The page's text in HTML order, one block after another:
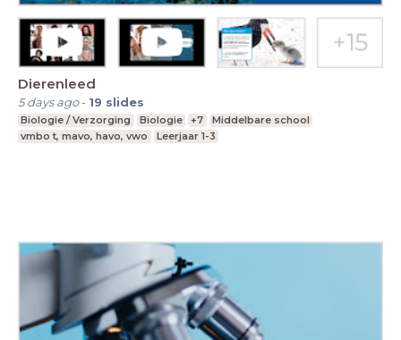
Dierenleed
5 days ago- 19 slides
Biologie / Verzorging Biologie +7
Middelbare school
vmbo t, mavo, havo, vwo
Leerjaar 1-3